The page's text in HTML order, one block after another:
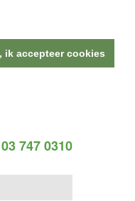
ik accepteer cookies
03 747 0310